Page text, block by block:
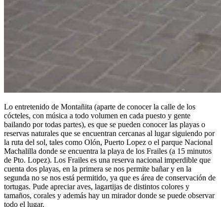
Lo entretenido de Montañita (aparte de conocer la calle de los
cócteles, con música a todo volumen en cada puesto y gente
bailando por todas partes), es que se pueden conocer las playas o
reservas naturales que se encuentran cercanas al lugar siguiendo por
la ruta del sol, tales como Olón, Puerto Lopez o el parque Nacional
Machalilla donde se encuentra la playa de los Frailes (a 15 minutos
de Pto. Lopez). Los Frailes es una reserva nacional imperdible que
cuenta dos playas, en la primera se nos permite bañar y en la
segunda no se nos está permitido, ya que es área de conservación de
tortugas. Pude apreciar aves, lagartijas de distintos colores y
tamaños, corales y además hay un mirador donde se puede observar
todo el lugar.